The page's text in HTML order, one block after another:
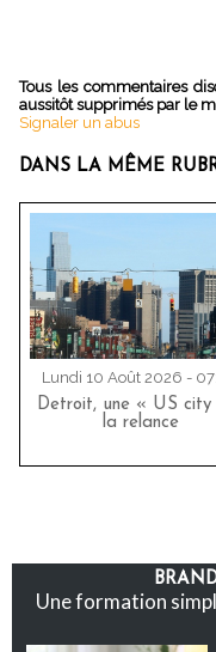
Tous les commentaires
aussitôt supprimés par le
Signaler un abus
DANS LA MÊME
Lundi 10 Août 2026 -
Detroit, une « US
la relance
Une formation